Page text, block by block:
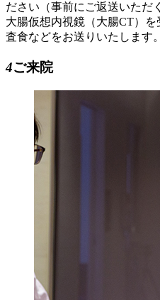
ださい（事前にご返送いただ
大腸仮想内視鏡（大腸CT）
査食などをお送りいたします。
4ご来院